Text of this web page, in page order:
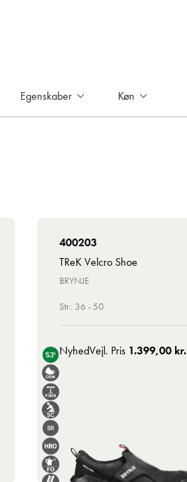
Egenskaber Køn
400203
TReK Velcro Shoe
BRYNJE
Str.: 36 - 50
NyhedVejl. Pris 1.399,00 kr.